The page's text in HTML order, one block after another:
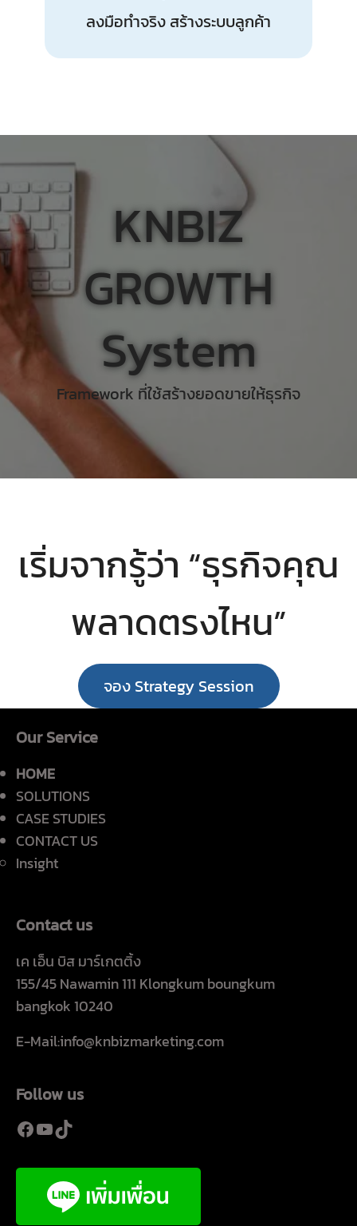
ลงมือทำจริง สร้างระบบลูกค้า
KNBIZ
GROWTH
System
Framework ที่ใช้สร้างยอดขายให้ธุรกิจ
เริ่มจากรู้ว่า “ธุรกิจคุณ
พลาดตรงไหน”
จอง Strategy Session
Our Service
HOME
SOLUTIONS
CASE STUDIES
CONTACT US
Insight
Contact us
เค เอ็น บิส มาร์เกตติ้ง
155/45 Nawamin 111 Klongkum boungkum
bangkok 10240
E-Mail:info@knbizmarketing.com
Follow us
Facebook
YouTube
TikTok